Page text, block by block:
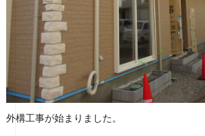
外構工事が始まりました。